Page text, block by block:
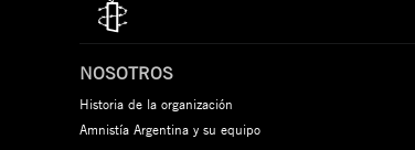
NOSOTROS
Historia de la organización
Amnistía Argentina y su equipo